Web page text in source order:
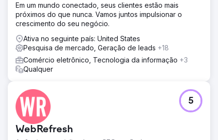
Em um mundo conectado, seus clientes estão mais
próximos do que nunca. Vamos juntos impulsionar o
crescimento do seu negócio.
Ativa no seguinte país: United States
Pesquisa de mercado, Geração de leads +18
Comércio eletrônico, Tecnologia da informação +3
Qualquer
WebRefresh
5